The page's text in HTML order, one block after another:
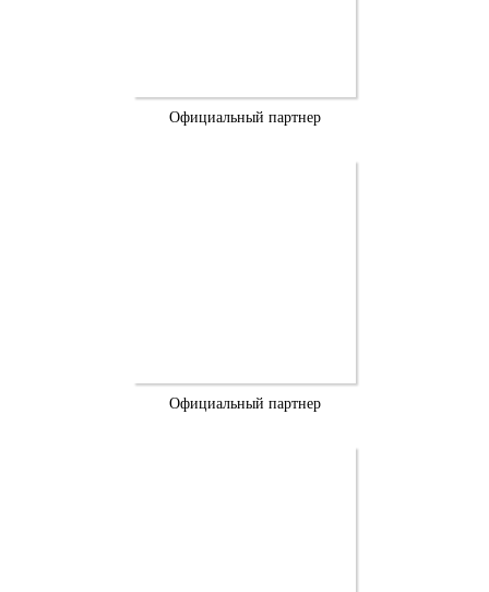
Официальный партнер
Официальный партнер